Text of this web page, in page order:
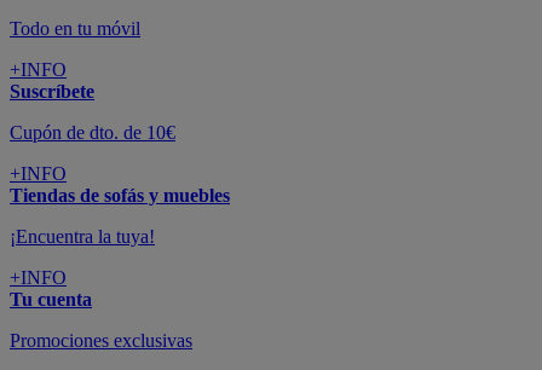
Todo en tu móvil
+INFO
Suscríbete
Cupón de dto. de 10€
+INFO
Tiendas de sofás y muebles
¡Encuentra la tuya!
+INFO
Tu cuenta
Promociones exclusivas